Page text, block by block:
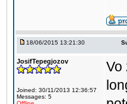
18/06/2015 13:21:30
JosifTepegjozov
Joined: 30/11/2013 12:36:57
Messages: 5
Vo